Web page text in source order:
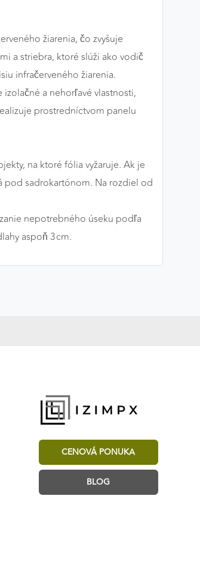
žiarenia, čo zvyšuje
a striebra, ktoré slúži ako vodič
infračerveného žiarenia.
a nehorľavé vlastnosti,
prostredníctvom panelu
na ktoré fólia vyžaruje. Ak je
pod sadrokartónom. Na rozdiel od
nepotrebného úseku podľa
aspoň 3 cm.
CENOVÁ PONUKA
BLOG